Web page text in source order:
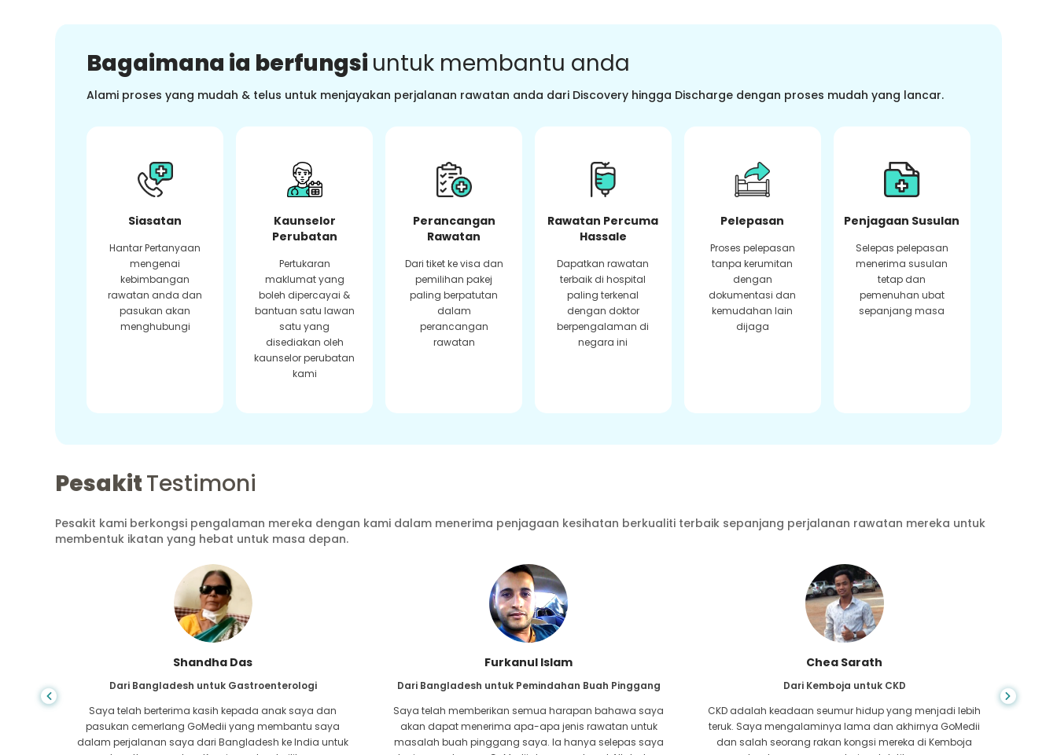
Bagaimana ia berfungsi untuk membantu anda
Alami proses yang mudah & telus untuk menjayakan perjalanan rawatan anda dari Discovery hingga Discharge dengan proses mudah yang lancar.
Siasatan
Hantar Pertanyaan
mengenai
kebimbangan
rawatan anda dan
pasukan akan
menghubungi
Kaunselor
Perubatan
Pertukaran
maklumat yang
boleh dipercayai &
bantuan satu lawan
satu yang
disediakan oleh
kaunselor perubatan
kami
Perancangan
Rawatan
Dari tiket ke visa dan
pemilihan pakej
paling berpatutan
dalam
perancangan
rawatan
Rawatan Percuma
Hassale
Dapatkan rawatan
terbaik di hospital
paling terkenal
dengan doktor
berpengalaman di
negara ini
Pelepasan
Proses pelepasan
tanpa kerumitan
dengan
dokumentasi dan
kemudahan lain
dijaga
Penjagaan Susulan
Selepas pelepasan
menerima susulan
tetap dan
pemenuhan ubat
sepanjang masa
PesakitTestimoni
Pesakit kami berkongsi pengalaman mereka dengan kami dalam menerima penjagaan kesihatan berkualiti terbaik sepanjang perjalanan rawatan mereka untuk
membentuk ikatan yang hebat untuk masa depan.
Shandha Das
Dari Bangladesh untuk Gastroenterologi
Saya telah berterima kasih kepada anak saya dan
pasukan cemerlang GoMedii yang membantu saya
dalam perjalanan saya dari Bangladesh ke India untuk
Furkanul Islam
Dari Bangladesh untuk Pemindahan Buah Pinggang
Saya telah memberikan semua harapan bahawa saya
akan dapat menerima apa-apa jenis rawatan untuk
masalah buah pinggang saya. Ia hanya selepas saya
Chea Sarath
Dari Kemboja untuk CKD
CKD adalah keadaan seumur hidup yang menjadi lebih
teruk. Saya mengalaminya lama dan akhirnya GoMedii
dan salah seorang rakan kongsi mereka di Kemboja